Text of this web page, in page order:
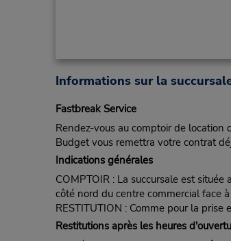
Informations sur la
Fastbreak Service
Rendez-vous au comptoir de
Budget vous remettra votre contrat
Indications générales
COMPTOIR : La succursale est
côté nord du centre commercial face
RESTITUTION : Comme pour la prise
Restitutions après les heures